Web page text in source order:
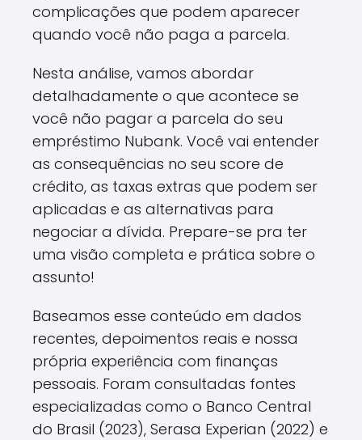
complicações que podem aparecer
quando você não paga a parcela.
Nesta análise, vamos abordar
detalhadamente o que acontece se
você não pagar a parcela do seu
empréstimo Nubank. Você vai entender
as consequências no seu score de
crédito, as taxas extras que podem ser
aplicadas e as alternativas para
negociar a dívida. Prepare-se pra ter
uma visão completa e prática sobre o
assunto!
Baseamos esse conteúdo em dados
recentes, depoimentos reais e nossa
própria experiência com finanças
pessoais. Foram consultadas fontes
especializadas como o Banco Central
do Brasil (2023), Serasa Experian (2022) e